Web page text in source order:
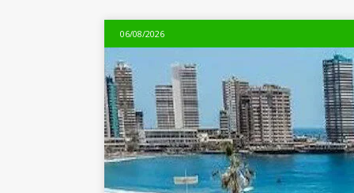
06/08/2026